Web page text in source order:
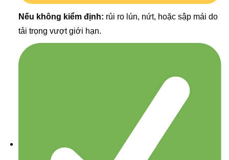
Nếu không kiểm định: rủi ro lún, nứt, hoặc sập mái do
tải trọng vượt giới hạn.